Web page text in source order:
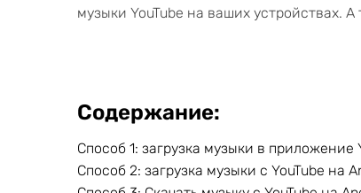
музыки YouTube на ваших устройствах.
Содержание:
Способ 1: загрузка музыки в приложение
Способ 2: загрузка музыки с YouTube на